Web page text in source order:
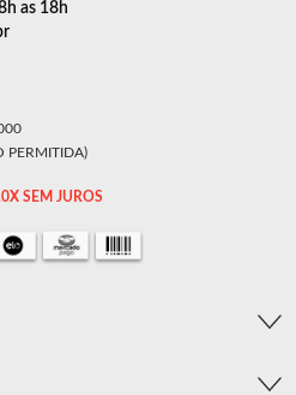
as 18h
PERMITIDA)
SEM JUROS